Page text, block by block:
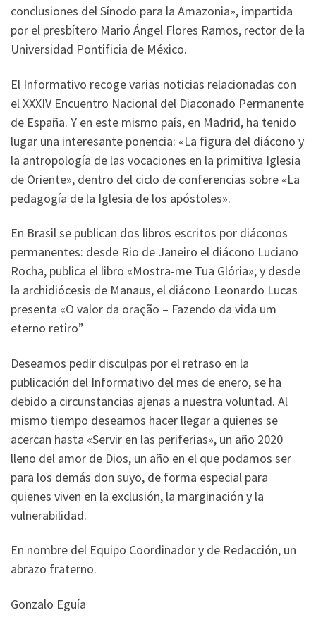
conclusiones del Sínodo para la Amazonia», impartida
por el presbítero Mario Ángel Flores Ramos, rector de la
Universidad Pontificia de México.
El Informativo recoge varias noticias relacionadas con
el XXXIV Encuentro Nacional del Diaconado Permanente
de España. Y en este mismo país, en Madrid, ha tenido
lugar una interesante ponencia: «La figura del diácono y
la antropología de las vocaciones en la primitiva Iglesia
de Oriente», dentro del ciclo de conferencias sobre «La
pedagogía de la Iglesia de los apóstoles».
En Brasil se publican dos libros escritos por diáconos
permanentes: desde Rio de Janeiro el diácono Luciano
Rocha, publica el libro «Mostra-me Tua Glória»; y desde
la archidiócesis de Manaus, el diácono Leonardo Lucas
presenta «O valor da oração – Fazendo da vida um
eterno retiro”
Deseamos pedir disculpas por el retraso en la
publicación del Informativo del mes de enero, se ha
debido a circunstancias ajenas a nuestra voluntad. Al
mismo tiempo deseamos hacer llegar a quienes se
acercan hasta «Servir en las periferias», un año 2020
lleno del amor de Dios, un año en el que podamos ser
para los demás don suyo, de forma especial para
quienes viven en la exclusión, la marginación y la
vulnerabilidad.
En nombre del Equipo Coordinador y de Redacción, un
abrazo fraterno.
Gonzalo Eguía